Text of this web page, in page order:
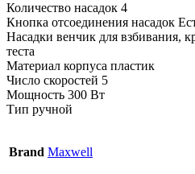
Количество насадок 4
Кнопка отсоединения насадок
Насадки венчик для взбивания,
теста
Материал корпуса пластик
Число скоростей 5
Мощность 300 Вт
Тип ручной
Brand Maxwell